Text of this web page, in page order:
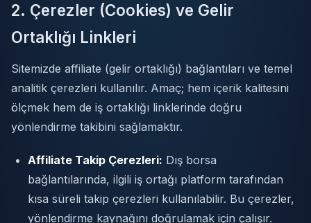
2. Çerezler (Cookies) ve Gelir
Ortaklığı Linkleri
Sitemizde affiliate (gelir ortaklığı) bağlantıları ve temel
analitik çerezleri kullanılır. Amaç; hem içerik kalitesini
ölçmek hem de iş ortaklığı linklerinde doğru
yönlendirme takibini sağlamaktır.
Affiliate Takip Çerezleri: Dış borsa
bağlantılarında, ilgili iş ortağı platform tarafından
kısa süreli takip çerezleri kullanılabilir. Bu çerezler,
yönlendirme kaynağını doğrulamak için çalışır.